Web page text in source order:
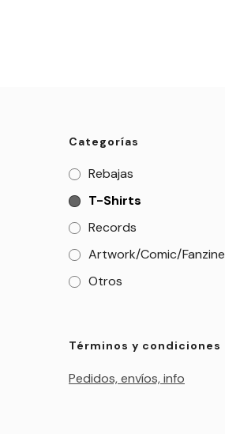
Categorías
Rebajas
T-Shirts
Records
Artwork/Comic/Fanzine
Otros
Términos y condiciones
Pedidos, envíos, info